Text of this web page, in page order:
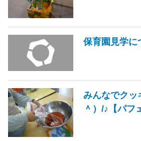
保育園見学に
みんなでクッ
＾）/♪【パフ